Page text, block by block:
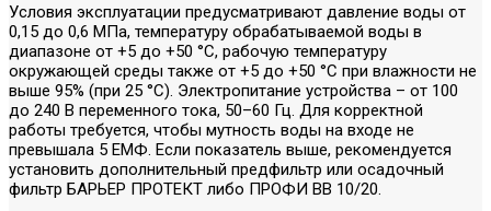
Условия эксплуатации предусматривают давление воды от
0,15 до 0,6 МПа, температуру обрабатываемой воды в
диапазоне от +5 до +50 °C, рабочую температуру
окружающей среды также от +5 до +50 °C при влажности не
выше 95% (при 25 °C). Электропитание устройства – от 100
до 240 В переменного тока, 50–60 Гц. Для корректной
работы требуется, чтобы мутность воды на входе не
превышала 5 ЕМФ. Если показатель выше, рекомендуется
установить дополнительный предфильтр или осадочный
фильтр БАРЬЕР ПРОТЕКТ либо ПРОФИ BB 10/20.